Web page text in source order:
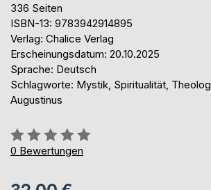
336 Seiten
ISBN-13: 9783942914895
Verlag: Chalice Verlag
Erscheinungsdatum: 20.10.2025
Sprache: Deutsch
Schlagworte: Mystik, Spiritualität,
Augustinus
Bewertung::
0%
0 Bewertungen